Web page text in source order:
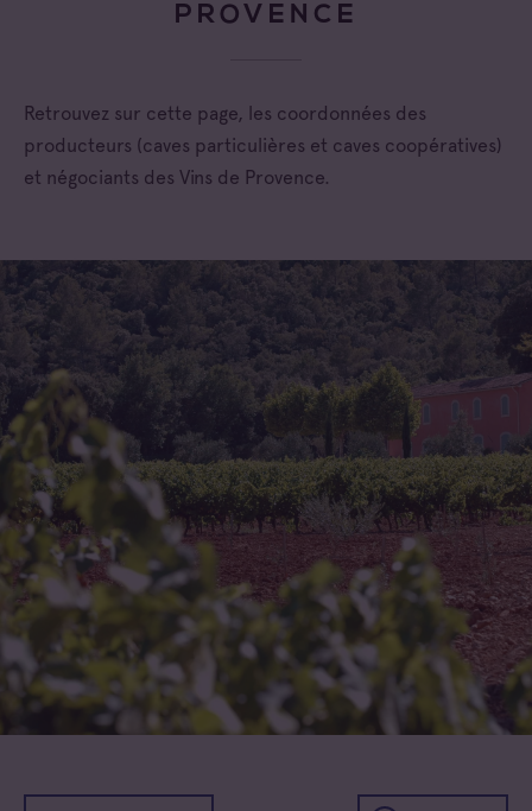
PROVENCE
Retrouvez sur cette page, les coordonnées des
producteurs (caves particulières et caves coopératives)
et négociants des Vins de Provence.
Toutes les familles
Cave coopérative
Cave particulière
Négoce vinificateur